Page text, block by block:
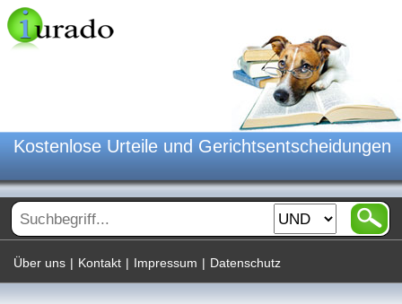
Kostenlose Urteile und Gerichtsentscheidungen
Über uns | Kontakt | Impressum | Datenschutz